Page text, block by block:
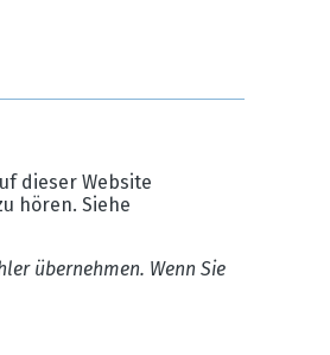
dieser Website
hören. Siehe
übernehmen. Wenn Sie